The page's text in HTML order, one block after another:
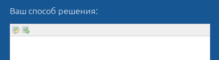
Ваш способ решения: